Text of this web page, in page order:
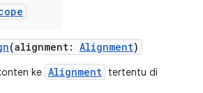
(alignment: Alignment)
ke Alignment tertentu di